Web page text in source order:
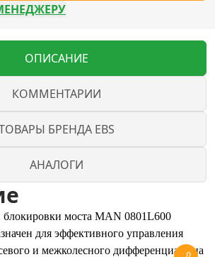
ОПИСАНИЕ
КОММЕНТАРИИ
БРЕНДА EBS
АНАЛОГИ
моста MAN 0801L600
для эффективного управления
и межколесного дифференциала на